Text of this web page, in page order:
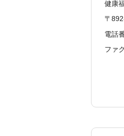
健康
〒
電話
ファ